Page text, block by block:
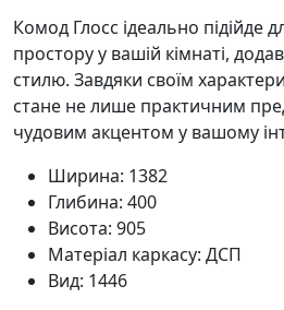
Комод Глосс ідеально підійде
простору у вашій кімнаті,
стилю. Завдяки своїм
стане не лише практичним
чудовим акцентом у вашому
Ширина: 1382
Глибина: 400
Висота: 905
Матеріал каркасу: ДСП
Вид: 1446